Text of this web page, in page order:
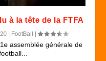
à la tête de la FTFA
| FootBall |
assemblée générale de